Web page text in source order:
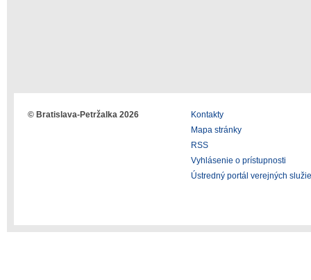
© Bratislava-Petržalka 2026
Kontakty
Mapa stránky
RSS
Vyhlásenie o prístupnosti
Ústredný portál verejných